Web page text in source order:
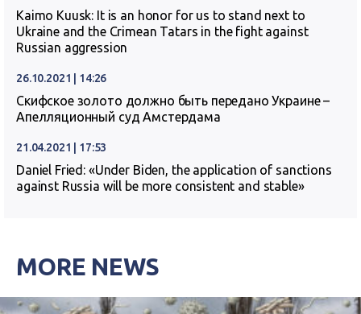
Kaimo Kuusk: It is an honor for us to stand next to
Ukraine and the Crimean Tatars in the fight against
Russian aggression
26.10.2021 | 14:26
Скифское золото должно быть передано Украине –
Апелляционный суд Амстердама
21.04.2021 | 17:53
Daniel Fried: «Under Biden, the application of sanctions
against Russia will be more consistent and stable»
MORE NEWS